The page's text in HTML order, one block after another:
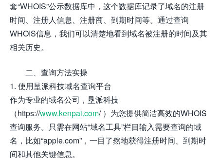
套“WHOIS”公示数据库中，这个数据库记录了域名的注册
时间、注册人信息、注册商、到期时间等。通过查询
WHOIS信息，我们可以清楚地看到域名被注册的时间及其
相关历史。
二、查询方法实操
1. 使用垦派科技域名查询平台
作为专业的域名公司，垦派科技
（https://www.kenpai.com/ ）为您提供简洁高效的WHOIS
查询服务。只需在网站“域名工具”栏目输入需要查询的域
名，比如“apple.com”，一目了然地获得注册时间、到期时
间和其他关键信息。